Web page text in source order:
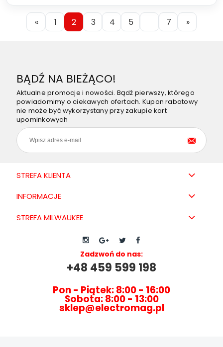
« 1 2 3 4 5 7 »
BĄDŹ NA BIEŻĄCO!
Aktualne promocje i nowości. Bądź pierwszy, którego
powiadomimy o ciekawych ofertach. Kupon rabatowy
nie może być wykorzystany przy zakupie kart
upominkowych
STREFA KLIENTA
INFORMACJE
STREFA MILWAUKEE
Zadzwoń do nas:
+48 459 599 198
Pon - Piątek: 8:00 - 16:00
Sobota: 8:00 - 13:00
sklep@electromag.pl